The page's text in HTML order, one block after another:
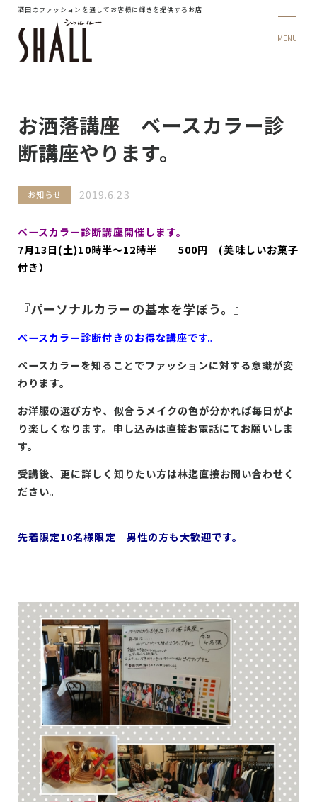
酒田のファッションを通してお客様に輝きを提供するお店
お洒落講座 ベースカラー診
断講座やります。
お知らせ 2019.6.23
ベースカラー診断講座開催します。
7月13日(土)10時半～12時半 500円 (美味しいお菓子
付き）
『パーソナルカラーの基本を学ぼう。』
ベースカラー診断付きのお得な講座です。
ベースカラーを知ることでファッションに対する意識が変
わります。
お洋服の選び方や、似合うメイクの色が分かれば毎日がよ
り楽しくなります。申し込みは直接お電話にてお願いしま
す。
受講後、更に詳しく知りたい方は林迄直接お問い合わせく
ださい。
先着限定10名様限定 男性の方も大歓迎です。